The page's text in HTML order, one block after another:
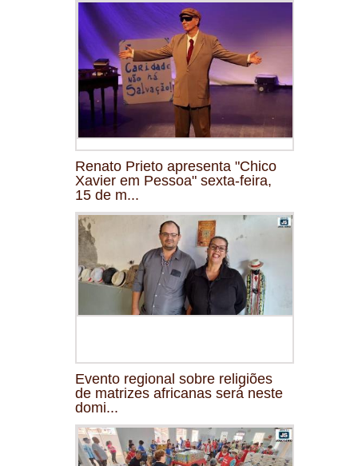
Renato Prieto apresenta "Chico
Xavier em Pessoa" sexta-feira,
15 de m...
Evento regional sobre religiões
de matrizes africanas será neste
domi...